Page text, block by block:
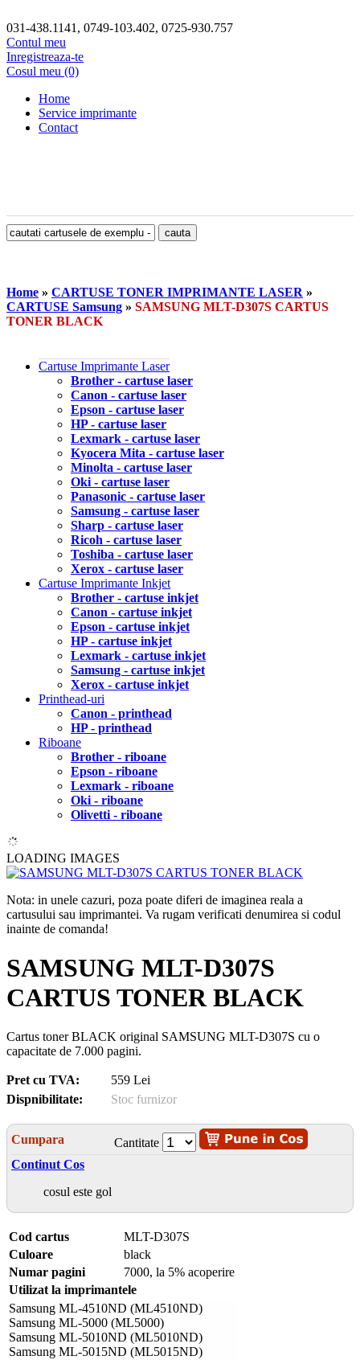
031-438.1141, 0749-103.402, 0725-930.757
Contul meu
Inregistreaza-te
Cosul meu (0)
Home
Service imprimante
Contact
Home » CARTUSE TONER IMPRIMANTE LASER »
CARTUSE Samsung » SAMSUNG MLT-D307S CARTUS
TONER BLACK
Cartuse Imprimante Laser
Brother - cartuse laser
Canon - cartuse laser
Epson - cartuse laser
HP - cartuse laser
Lexmark - cartuse laser
Kyocera Mita - cartuse laser
Minolta - cartuse laser
Oki - cartuse laser
Panasonic - cartuse laser
Samsung - cartuse laser
Sharp - cartuse laser
Ricoh - cartuse laser
Toshiba - cartuse laser
Xerox - cartuse laser
Cartuse Imprimante Inkjet
Brother - cartuse inkjet
Canon - cartuse inkjet
Epson - cartuse inkjet
HP - cartuse inkjet
Lexmark - cartuse inkjet
Samsung - cartuse inkjet
Xerox - cartuse inkjet
Printhead-uri
Canon - printhead
HP - printhead
Riboane
Brother - riboane
Epson - riboane
Lexmark - riboane
Oki - riboane
Olivetti - riboane
LOADING IMAGES
Nota: in unele cazuri, poza poate diferi de imaginea reala a
cartusului sau imprimantei. Va rugam verificati denumirea si codul
inainte de comanda!
SAMSUNG MLT-D307S
CARTUS TONER BLACK
Cartus toner BLACK original SAMSUNG MLT-D307S cu o
capacitate de 7.000 pagini.
Pret cu TVA:
559 Lei
Dispnibilitate:
Stoc furnizor
Cumpara
Cantitate
Continut Cos
cosul este gol
Cod cartus
MLT-D307S
Culoare
black
Numar pagini
7000, la 5% acoperire
Utilizat la imprimantele
Samsung ML-4510ND (ML4510ND)
Samsung ML-5000 (ML5000)
Samsung ML-5010ND (ML5010ND)
Samsung ML-5015ND (ML5015ND)